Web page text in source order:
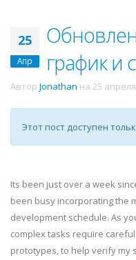
25
Апр
график и
Автор Jonathan на 25 апреля
Этот пост доступен
Its been just over a week
been busy incorporating the
development schedule. As
complex tasks require
prototypes, to help verify my